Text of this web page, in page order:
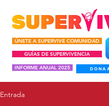
ÚNETE A SUPERVIVE COMUNIDAD
INFORME ANUAL 2025
GUÍAS DE SUPERVIVENCIA
DONA
Entrada